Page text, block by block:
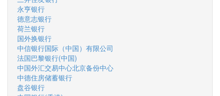
永亨银行
德意志银行
荷兰银行
国外换银行
中信银行国际（中国）有限公司
法国巴黎银行(中国)
中国外汇交易中心北京备份中心
中德住房储蓄银行
盘谷银行